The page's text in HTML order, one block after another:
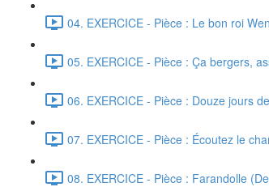
04. EXERCICE - Pièce : Le bon roi
05. EXERCICE - Pièce : Ça bergers,
06. EXERCICE - Pièce : Douze jours
07. EXERCICE - Pièce : Écoutez le
08. EXERCICE - Pièce : Farandolle